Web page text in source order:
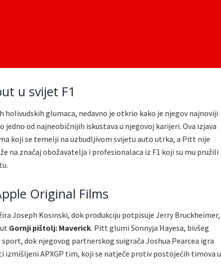
u svijet F1
holivudskih glumaca, nedavno je otkrio kako je njegov najnoviji
od najneobičnijih iskustava u njegovoj karijeri. Ova izjava
koji se temelji na uzbudljivom svijetu auto utrka, a Pitt nije
na značaj obožavatelja i profesionalaca iz F1 koji su mu pružili
Original Films
Joseph Kosinski, dok produkciju potpisuje Jerry Bruckheimer,
Gornji pištolj: Maverick. Pitt glumi Sonnyja Hayesa, bivšeg
sport, dok njegovog partnerskog suigrača Joshua Pearcea igra
izmišljeni APXGP tim, koji se natječe protiv postojećih timova u